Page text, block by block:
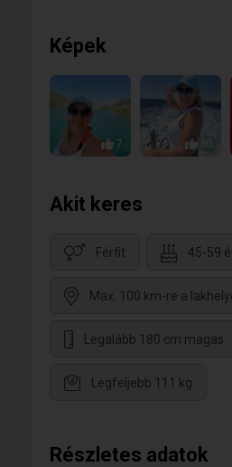
Képek
7
Akit keres
Férfit 45-59
Max. 100 km-re a
Legalább 180 cm magas
Legfeljebb 111 kg
Részletes adatok